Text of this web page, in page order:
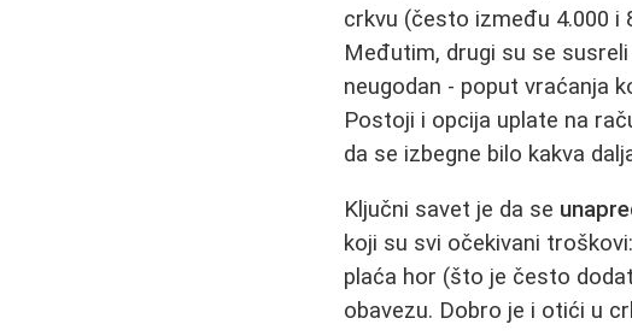
crkvu (često između 4.000 i
Međutim, drugi su se
neugodan - poput vraćanja
Postoji i opcija uplate na
da se izbegne bilo kakva
Ključni savet je da se
koji su svi očekivani
plaća hor (što je često
obavezu. Dobro je i otići u